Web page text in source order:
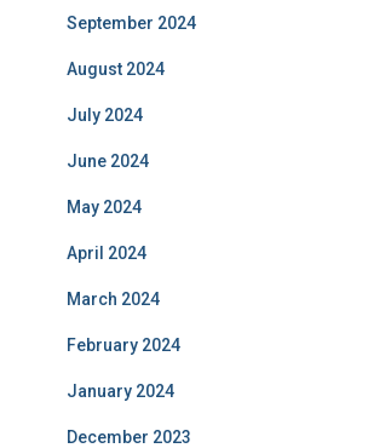
September 2024
August 2024
July 2024
June 2024
May 2024
April 2024
March 2024
February 2024
January 2024
December 2023